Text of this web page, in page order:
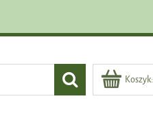
Koszyk: